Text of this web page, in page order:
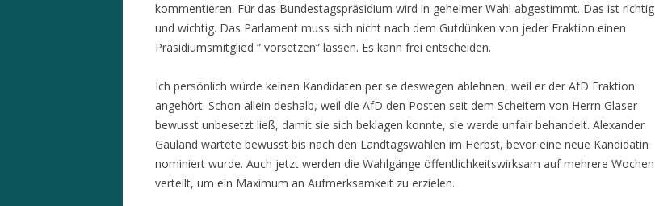
kommentieren. Für das Bundestagspräsidium wird in geheimer Wahl abgestimmt. Das ist richtig
und wichtig. Das Parlament muss sich nicht nach dem Gutdünken von jeder Fraktion einen
Präsidiumsmitglied “ vorsetzen“ lassen. Es kann frei entscheiden.
Ich persönlich würde keinen Kandidaten per se deswegen ablehnen, weil er der AfD Fraktion
angehört. Schon allein deshalb, weil die AfD den Posten seit dem Scheitern von Herrn Glaser
bewusst unbesetzt ließ, damit sie sich beklagen konnte, sie werde unfair behandelt. Alexander
Gauland wartete bewusst bis nach den Landtagswahlen im Herbst, bevor eine neue Kandidatin
nominiert wurde. Auch jetzt werden die Wahlgänge öffentlichkeitswirksam auf mehrere Wochen
verteilt, um ein Maximum an Aufmerksamkeit zu erzielen.